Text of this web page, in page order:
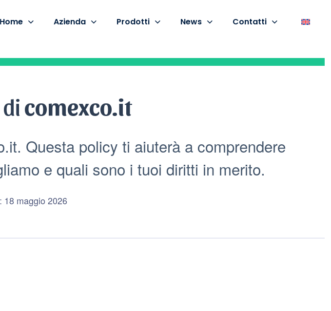
Home Azienda Prodotti News Contatti
comexco.it
Questa policy ti aiuterà a comprendere
e quali sono i tuoi diritti in merito.
18 maggio 2026